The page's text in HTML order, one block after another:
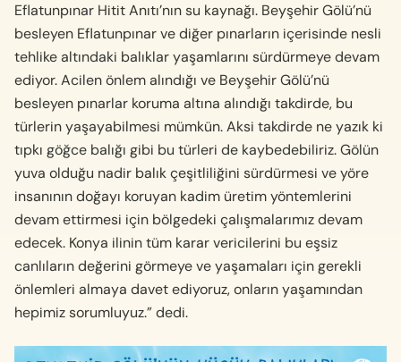
Eflatunpınar Hitit Anıtı’nın su kaynağı. Beyşehir Gölü’nü
besleyen Eflatunpınar ve diğer pınarların içerisinde nesli
tehlike altındaki balıklar yaşamlarını sürdürmeye devam
ediyor. Acilen önlem alındığı ve Beyşehir Gölü’nü
besleyen pınarlar koruma altına alındığı takdirde, bu
türlerin yaşayabilmesi mümkün. Aksi takdirde ne yazık ki
tıpkı göğce balığı gibi bu türleri de kaybedebiliriz. Gölün
yuva olduğu nadir balık çeşitliliğini sürdürmesi ve yöre
insanının doğayı koruyan kadim üretim yöntemlerini
devam ettirmesi için bölgedeki çalışmalarımız devam
edecek. Konya ilinin tüm karar vericilerini bu eşsiz
canlıların değerini görmeye ve yaşamaları için gerekli
önlemleri almaya davet ediyoruz, onların yaşamından
hepimiz sorumluyuz.” dedi.